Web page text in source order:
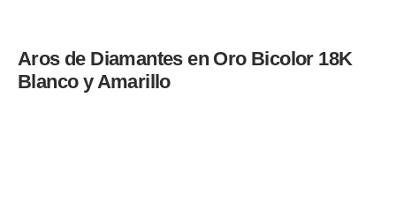
Aros de Diamantes en Oro Bicolor 18K
Blanco y Amarillo